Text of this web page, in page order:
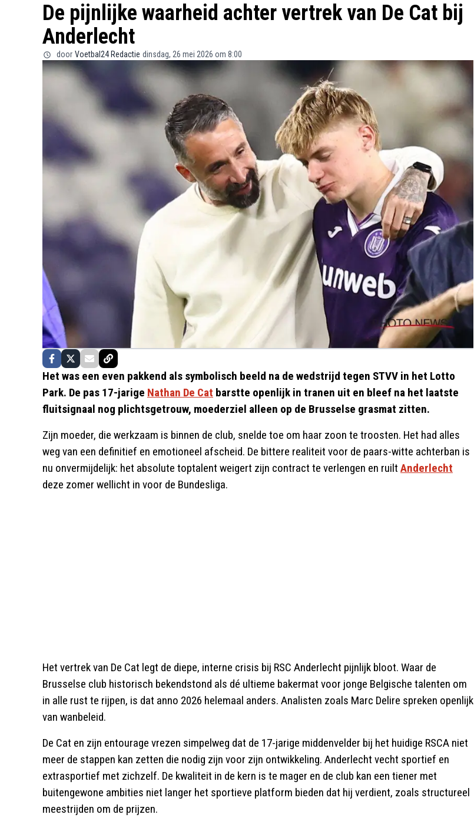
De pijnlijke waarheid achter vertrek van De Cat bij
Anderlecht
door Voetbal24 Redactie dinsdag, 26 mei 2026 om 8:00
Het was een even pakkend als symbolisch beeld na de wedstrijd tegen STVV in het Lotto
Park. De pas 17-jarige Nathan De Cat barstte openlijk in tranen uit en bleef na het laatste
fluitsignaal nog plichtsgetrouw, moederziel alleen op de Brusselse grasmat zitten.
Zijn moeder, die werkzaam is binnen de club, snelde toe om haar zoon te troosten. Het had alles
weg van een definitief en emotioneel afscheid. De bittere realiteit voor de paars-witte achterban is
nu onvermijdelijk: het absolute toptalent weigert zijn contract te verlengen en ruilt Anderlecht
deze zomer wellicht in voor de Bundesliga.
Het vertrek van De Cat legt de diepe, interne crisis bij RSC Anderlecht pijnlijk bloot. Waar de
Brusselse club historisch bekendstond als dé ultieme bakermat voor jonge Belgische talenten om
in alle rust te rijpen, is dat anno 2026 helemaal anders. Analisten zoals Marc Delire spreken openlijk
van wanbeleid.
De Cat en zijn entourage vrezen simpelweg dat de 17-jarige middenvelder bij het huidige RSCA niet
meer de stappen kan zetten die nodig zijn voor zijn ontwikkeling. Anderlecht vecht sportief en
extrasportief met zichzelf. De kwaliteit in de kern is te mager en de club kan een tiener met
buitengewone ambities niet langer het sportieve platform bieden dat hij verdient, zoals structureel
meestrijden om de prijzen.